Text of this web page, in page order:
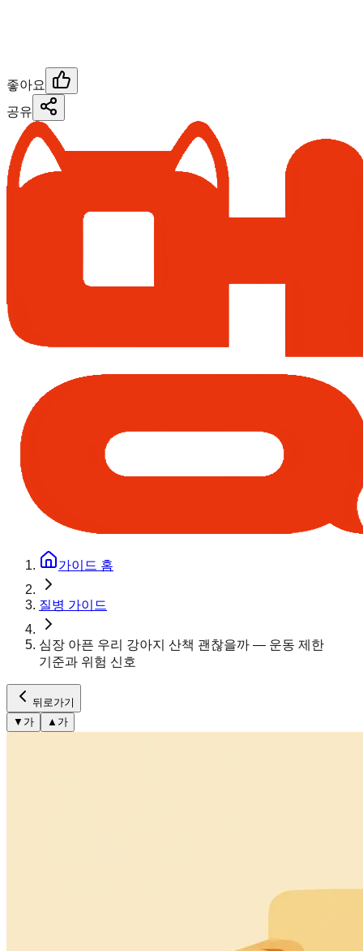
좋아요
공유
가이드 홈
질병 가이드
심장 아픈 우리 강아지 산책 괜찮을까 — 운동 제한
기준과 위험 신호
뒤로가기
▼ 가 ▲ 가